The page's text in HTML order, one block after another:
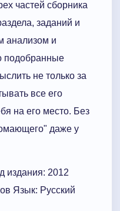
частей сборника
заданий и
анализом и
подобранные
не только за
все его
на его место. Без
даже у
издания: 2012
Язык: Русский